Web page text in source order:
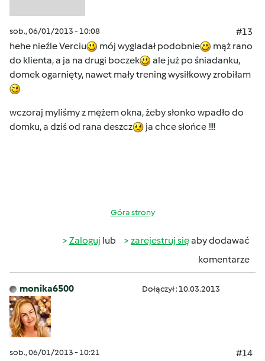
sob., 06/01/2013 - 10:08
#13
hehe nieźle Verciu
mój wygladał podobnie
mąż rano
do klienta, a ja na drugi boczek
ale już po śniadanku,
domek ogarnięty, nawet mały trening wysiłkowy zrobiłam
wczoraj myliśmy z mężem okna, żeby słonko wpadło do
domku, a dziś od rana deszcz
ja chce słońce !!!!
Góra strony
Zaloguj lub zarejestruj sięaby dodawać
komentarze
monika6500 Dołączył : 10.03.2013
sob., 06/01/2013 - 10:21
#14